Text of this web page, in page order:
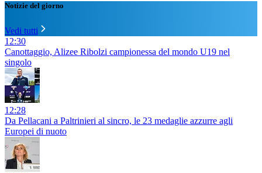
Notizie del giorno
Vedi tutti
12:30
Canottaggio, Alizee Ribolzi campionessa del mondo U19 nel
singolo
12:28
Da Pellacani a Paltrinieri al sincro, le 23 medaglie azzurre agli
Europei di nuoto